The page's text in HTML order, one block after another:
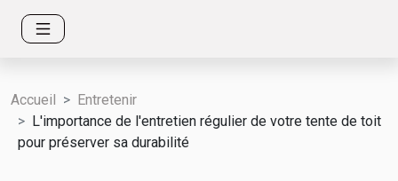
Accueil
Entretenir
L'importance de l'entretien régulier de votre tente de toit
pour préserver sa durabilité